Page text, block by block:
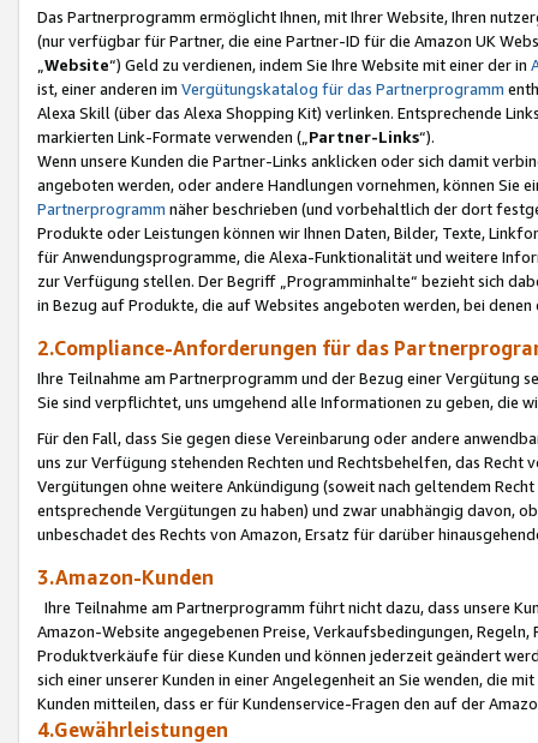
Das Partnerprogramm ermöglicht Ihnen, mit Ihrer Website, Ihren
(nur verfügbar für Partner, die eine Partner-ID für die Amazon UK
Website“) Geld zu verdienen, indem Sie Ihre Website mit einer der in
ist, einer anderen im Vergütungskatalog für das Partnerprogramm
Alexa Skill (über das Alexa Shopping Kit) verlinken. Entsprechende
markierten Link-Formate verwenden („ Partner-Links“).
Wenn unsere Kunden die Partner-Links anklicken oder sich damit
angeboten werden, oder andere Handlungen vornehmen, können Sie
Partnerprogramm näher beschrieben (und vorbehaltlich der dort
Produkte oder Leistungen können wir Ihnen Daten, Bilder, Texte,
für Anwendungsprogramme, die Alexa-Funktionalität und weitere
zur Verfügung stellen. Der Begriff „Programminhalte“ bezieht sich
in Bezug auf Produkte, die auf Websites angeboten werden, bei
2.Compliance-Anforderungen für das
Ihre Teilnahme am Partnerprogramm und der Bezug einer Vergütung
Sie sind verpflichtet, uns umgehend alle Informationen zu geben, die
Für den Fall, dass Sie gegen diese Vereinbarung oder andere
uns zur Verfügung stehenden Rechten und Rechtsbehelfen, das
Vergütungen ohne weitere Ankündigung (soweit nach geltendem
entsprechende Vergütungen zu haben) und zwar unabhängig davon,
unbeschadet des Rechts von Amazon, Ersatz für darüber
3.Amazon-Kunden
Ihre Teilnahme am Partnerprogramm führt nicht dazu, dass unsere
Amazon-Website angegebenen Preise, Verkaufsbedingungen,
Produktverkäufe für diese Kunden und können jederzeit geändert
sich einer unserer Kunden in einer Angelegenheit an Sie wenden, die
Kunden mitteilen, dass er für Kundenservice-Fragen den auf der
4.Gewährleistungen